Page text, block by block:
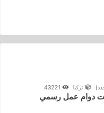
تركيا
دوام عمل رسمي